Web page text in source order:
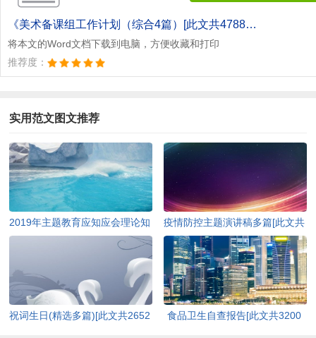
《美术备课组工作计划（综合4篇）[此文共4788字].doc》
将本文的Word文档下载到电脑，方便收藏和打印
推荐度：
实用范文图文推荐
2019年主题教育应知应会理论知
识（含答案）[此文共10252字]
疫情防控主题演讲稿多篇[此文共
4978字]
祝词生日(精选多篇)[此文共2652
食品卫生自查报告[此文共3200